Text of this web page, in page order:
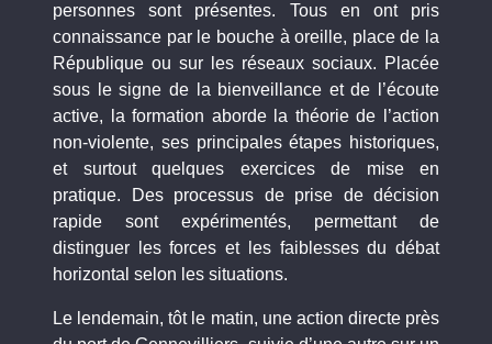
personnes sont présentes. Tous en ont pris
connaissance par le bouche à oreille, place de la
République ou sur les réseaux sociaux. Placée
sous le signe de la bienveillance et de l’écoute
active, la formation aborde la théorie de l’action
non-violente, ses principales étapes historiques,
et surtout quelques exercices de mise en
pratique. Des processus de prise de décision
rapide sont expérimentés, permettant de
distinguer les forces et les faiblesses du débat
horizontal selon les situations.
Le lendemain, tôt le matin, une action directe près